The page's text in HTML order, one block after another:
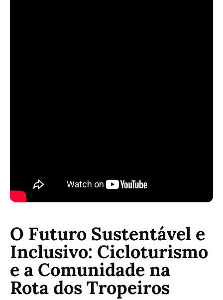
O Futuro Sustentável e
Inclusivo: Cicloturismo
e a Comunidade na
Rota dos Tropeiros